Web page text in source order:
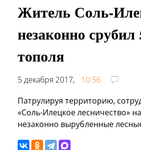
Житель Соль-
незаконно срубил
тополя
5 декабря 2017,
10:56
Патрулируя территорию,
«Соль-Илецкое лесничество»
незаконно вырубленные